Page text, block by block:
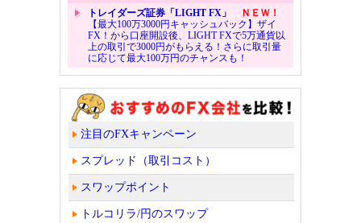
トレイダーズ証券「LIGHT FX」
ＮＥＷ！
【最大100万3000円キャッシュバック】ザイ
FX！から口座開設後、LIGHT FXで5万通貨以
上の取引で3000円がもらえる！さらに取引量
に応じて最大100万円のチャンスも！
注目のFXキャンペーン
スプレッド（取引コスト）
スワップポイント
トルコリラ/円のスワップ